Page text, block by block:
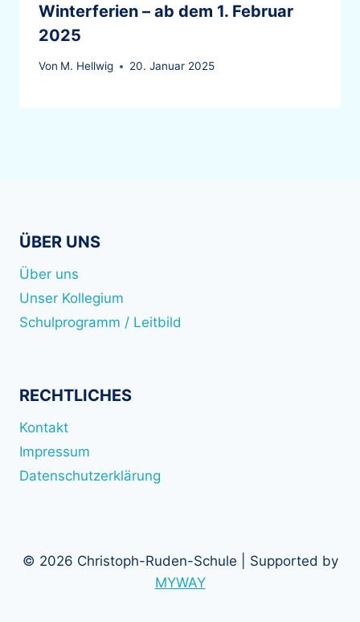
Winterferien – ab dem 1. Februar
2025
Von M. Hellwig 20. Januar 2025
ÜBER UNS
Über uns
Unser Kollegium
Schulprogramm / Leitbild
RECHTLICHES
Kontakt
Impressum
Datenschutzerklärung
© 2026 Christoph-Ruden-Schule | Supported by
MYWAY